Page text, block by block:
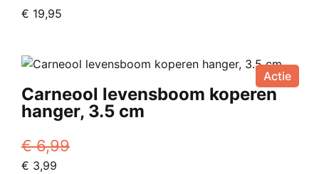
€ 19,95
Actie
Carneool levensboom koperen
hanger, 3.5 cm
€6,99
Oorspronkelijke
€ 3,99